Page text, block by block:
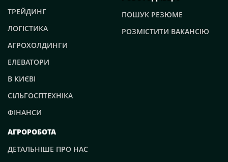
ТРЕЙДИНГ
ЛОГІСТИКА
АГРОХОЛДИНГИ
ЕЛЕВАТОРИ
В КИЄВІ
СІЛЬГОСПТЕХНІКА
ФІНАНСИ
ПОШУК РЕЗЮМЕ
РОЗМІСТИТИ ВАКАНСІЮ
АГРОРОБОТА
ДЕТАЛЬНІШЕ ПРО НАС